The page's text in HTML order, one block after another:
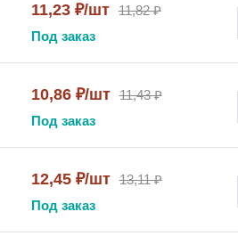
11,23 ₽/шт 11,82 ₽
Под заказ
10,86 ₽/шт 11,43 ₽
Под заказ
12,45 ₽/шт 13,11 ₽
Под заказ